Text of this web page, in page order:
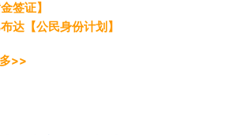
签证】
达【公民身份计划】